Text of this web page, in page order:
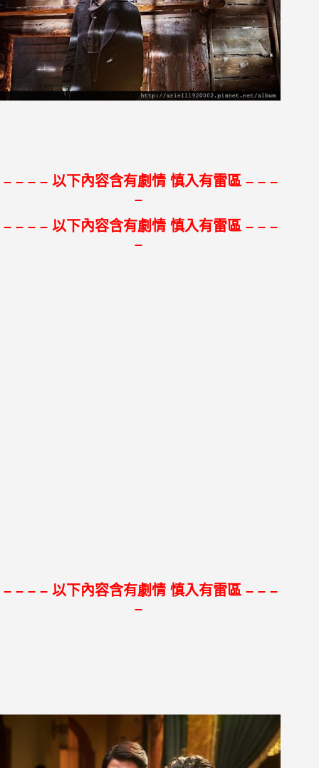
– – – – 以下內容含有劇情 慎入有雷區 – – –
–
– – – – 以下內容含有劇情 慎入有雷區 – – –
–
– – – – 以下內容含有劇情 慎入有雷區 – – –
–